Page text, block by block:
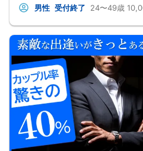
男性 受付終了 24〜49歳